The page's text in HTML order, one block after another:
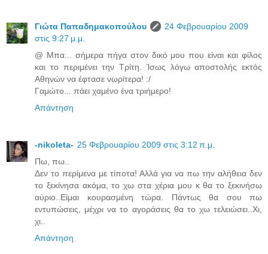
Γιώτα Παπαδημακοπούλου
24 Φεβρουαρίου 2009
στις 9:27 μ.μ.
@ Μπα... σήμερα πήγα στον δικό μου που είναι και φίλος
και το περιμένει την Τρίτη. Ίσως λόγω αποστολής εκτός
Αθηνών να έφτασε νωρίτερα! :/
Γαμώτο... πάει χαμένο ένα τριήμερο!
Απάντηση
-nikoleta- 25 Φεβρουαρίου 2009 στις 3:12 π.μ.
Πω, πω..
Δεν το περίμενα με τίποτα! Αλλά για να πω την αλήθεια δεν
το ξεκίνησα ακόμα, το χω στα χέρια μου κ θα το ξεκινήσω
αύριο..Είμαι κουρασμένη τώρα. Πάντως θα σου πω
εντυπώσεις, μέχρι να το αγοράσεις θα το χω τελειώσει..Χι,
χι..
Απάντηση